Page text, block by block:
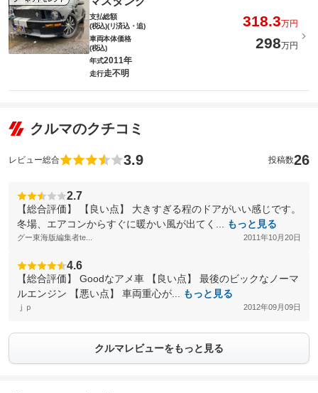
支払総額
(税込)(リ済込・追)
318.3万円
車両本体価格
(税込)
298万円
年式2011年
走行走不明
クルマのクチコミ
レビュー総合 3.9 投稿数26
2.7
【総合評価】 【良い点】 大きすぎる程のドアがいい感じです。
冬場、エアコンからすぐに暖かい風が出てく...
もっと見る
グー東海版編集者te... 2011年10月20日
4.6
【総合評価】 Goodなアメ車 【良い点】 最後のビックなノーマ
ルエンジン 【悪い点】 車両重心が...
もっと見る
ｊｐ 2012年09月09日
クルマレビューをもっと見る